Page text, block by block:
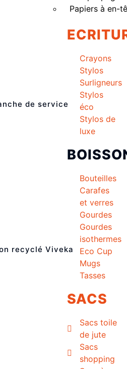
Papiers à en-
Crayons
Stylos
Surligneurs
Stylos
éco
Stylos de
luxe
Bouteilles
Carafes
et verres
Gourdes
Gourdes
isothermes
Eco Cup
Mugs
Tasses
SACS
Sacs toile
de jute
Sacs
shopping
de service
recyclé Viveka